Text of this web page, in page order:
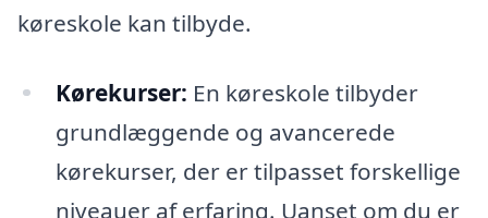
køreskole kan tilbyde.
Kørekurser: En køreskole tilbyder
grundlæggende og avancerede
kørekurser, der er tilpasset forskellige
niveauer af erfaring. Uanset om du er